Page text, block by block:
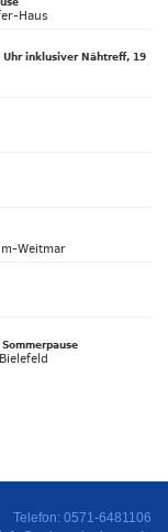
Haus
Uhr inklusiver Nähtreff, 19
Weitmar
Sommerpause
Telefon: 0571-6481106